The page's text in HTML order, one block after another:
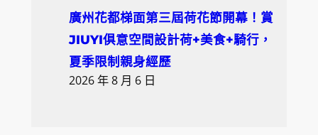
廣州花都梯面第三屆荷花節開幕！賞
JIUYI俱意空間設計荷+美食+騎行，
夏季限制親身經歷
2026 年 8 月 6 日